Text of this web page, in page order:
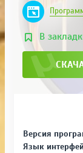
В
Версия
Язык